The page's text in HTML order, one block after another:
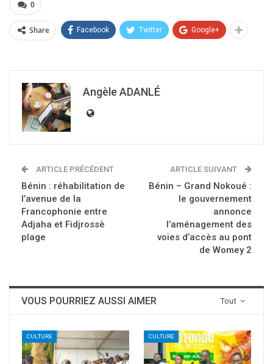
0
Share Facebook Twitter Google+
Angèle ADANLÉ
ARTICLE PRÉCÉDENT
Bénin : réhabilitation de
l’avenue de la
Francophonie entre
Adjaha et Fidjrossè
plage
ARTICLE SUIVANT
Bénin – Grand Nokoué :
le gouvernement
annonce
l’aménagement des
voies d’accès au pont
de Womey 2
Tout
VOUS POURRIEZ AUSSI AIMER
CULTURE CULTURE